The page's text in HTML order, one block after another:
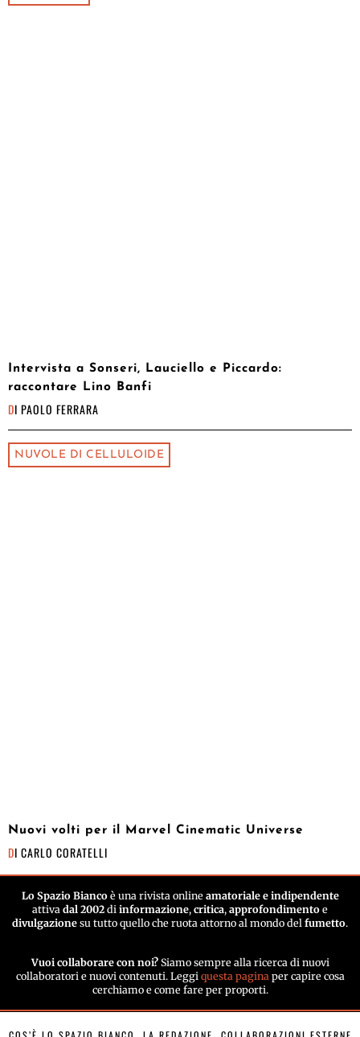
Intervista a Sonseri, Lauciello e Piccardo:
raccontare Lino Banfi
DI PAOLO FERRARA
NUVOLE DI CELLULOIDE
Nuovi volti per il Marvel Cinematic Universe
DI CARLO CORATELLI
Lo Spazio Biancoè una rivista online amatoriale e indipendente
attiva dal 2002 di informazione, critica, approfondimento e
divulgazione su tutto quello che ruota attorno al mondo del fumetto.
Vuoi collaborare con noi? Siamo sempre alla ricerca di nuovi
collaboratori e nuovi contenuti. Leggi questa pagina per capire cosa
cerchiamo e come fare per proporti.